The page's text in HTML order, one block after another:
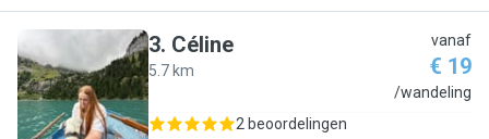
C
3. Céline
5.7 km
vanaf
€ 19
/wandeling
2 beoordelingen